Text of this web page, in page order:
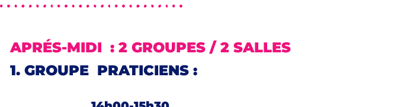
APRÉS-MIDI : 2 GROUPES / 2 SALLES
1. GROUPE PRATICIENS :